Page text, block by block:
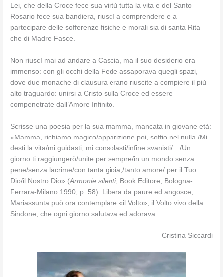
Lei, che della Croce fece sua virtù tutta la vita e del Santo
Rosario fece sua bandiera, riuscì a comprendere e a
partecipare delle sofferenze fisiche e morali sia di santa Rita
che di Madre Fasce.
Non riuscì mai ad andare a Cascia, ma il suo desiderio era
immenso: con gli occhi della Fede assaporava quegli spazi,
dove due monache di clausura erano riuscite a compiere il più
alto traguardo: unirsi a Cristo sulla Croce ed essere
compenetrate dall’Amore Infinito.
Scrisse una poesia per la sua mamma, mancata in giovane età:
«Mamma, richiamo magico/apparizione poi, soffio nel nulla./Mi
desti la vita/mi guidasti, mi consolasti/infine svanisti/…/Un
giorno ti raggiungerò/unite per sempre/in un mondo senza
pene/senza lacrime/con tanta gioia,/tanto amore/ per il Tuo
Dio/il Nostro Dio» (Armonie silenti, Book Editore, Bologna-
Ferrara-Milano 1990, p. 58). Libera da paure ed angosce,
Mariassunta può ora contemplare «il Volto», il Volto vivo della
Sindone, che ogni giorno salutava ed adorava.
Cristina Siccardi